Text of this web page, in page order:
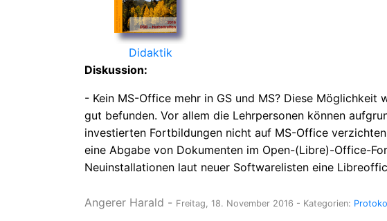
Didaktik
Diskussion:
- Kein MS-Office mehr in GS und MS? Diese Möglichkeit
gut befunden. Vor allem die Lehrpersonen können
investierten Fortbildungen nicht auf MS-Office
eine Abgabe von Dokumenten im Open-(Libre)-Office-
Neuinstallationen laut neuer Softwarelisten eine
Angerer Harald - Freitag, 18. November 2016 - Kategorien: